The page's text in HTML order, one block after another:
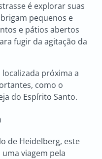
é explorar suas
pequenos e
e pátios abertos
fugir da agitação da
próxima a
como o
do Espírito Santo.
de Heidelberg, este
viagem pela